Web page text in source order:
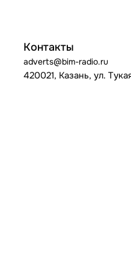
Контакты
adverts@bim-radio.ru
420021, Казань, ул.